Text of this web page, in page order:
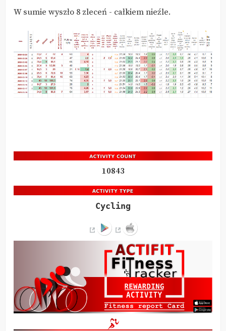
W sumie wyszło 8 zleceń - całkiem nieźle.
10843
Cycling